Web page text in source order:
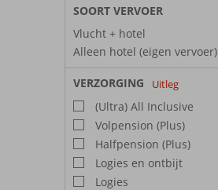
SOORT VERVOER
Vlucht + hotel
Alleen hotel (eigen vervoer)
VERZORGING Uitleg
(Ultra) All Inclusive
Volpension (Plus)
Halfpension (Plus)
Logies en ontbijt
Logies